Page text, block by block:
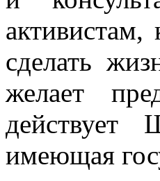
сделать
желает
действует
имеющая